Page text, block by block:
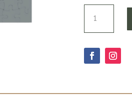
Puzzle
pièces